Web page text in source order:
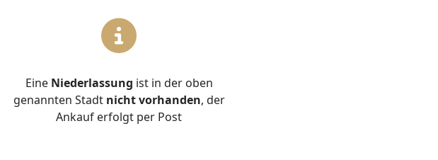
Eine Niederlassung ist in der oben
genannten Stadt nicht vorhanden, der
Ankauf erfolgt per Post